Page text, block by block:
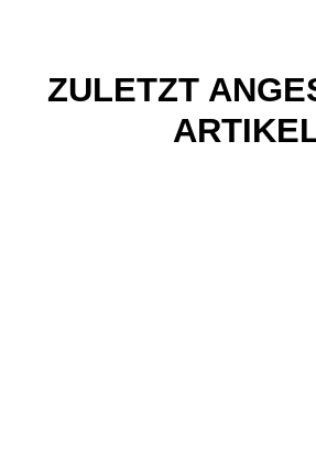
ZULETZT